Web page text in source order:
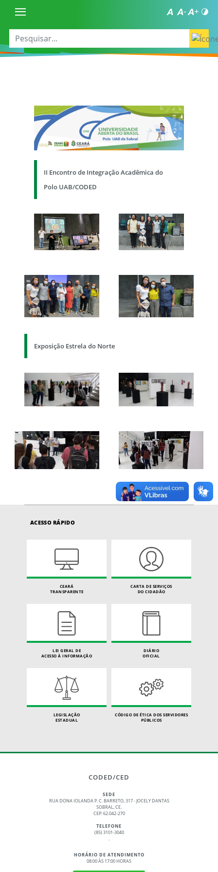
II Encontro de Integração Acadêmica do
Polo UAB/CODED
Exposição Estrela do Norte
ACESSO RÁPIDO
CEARÁ
TRANSPARENTE
CARTA DE SERVIÇOS
DO CIDADÃO
LEI GERAL DE
ACESSO À INFORMAÇÃO
DIÁRIO
OFICIAL
LEGISLAÇÃO
ESTADUAL
CÓDIGO DE ÉTICA DOS SERVIDORES
PÚBLICOS
CODED/CED
SEDE
RUA DONA IOLANDA P. C. BARRETO, 317 - JOCELY DANTAS
SOBRAL, CE.
CEP: 62.042-270
TELEFONE
(85) 3101-3040
.
HORÁRIO DE ATENDIMENTO
08:00 ÀS 17:00 HORAS